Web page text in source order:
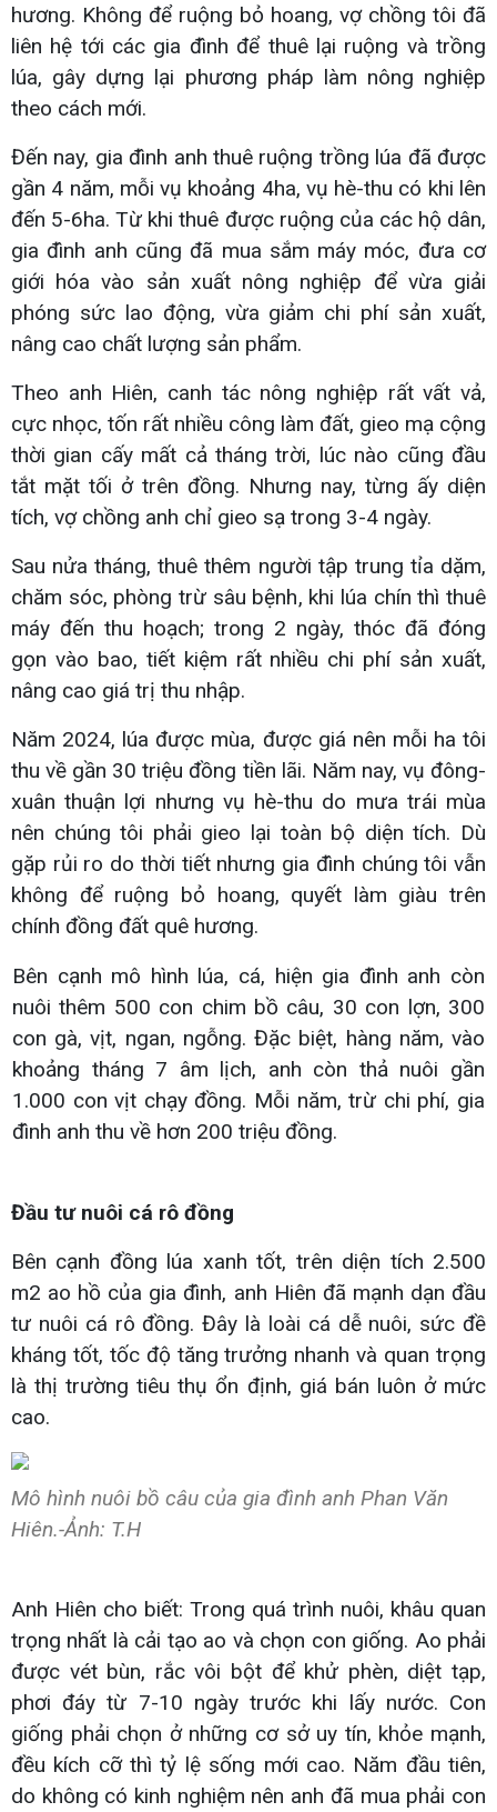
hương. Không để ruộng bỏ hoang, vợ chồng tôi đã
liên hệ tới các gia đình để thuê lại ruộng và trồng
lúa, gây dựng lại phương pháp làm nông nghiệp
theo cách mới.
Đến nay, gia đình anh thuê ruộng trồng lúa đã được
gần 4 năm, mỗi vụ khoảng 4ha, vụ hè-thu có khi lên
đến 5-6ha. Từ khi thuê được ruộng của các hộ dân,
gia đình anh cũng đã mua sắm máy móc, đưa cơ
giới hóa vào sản xuất nông nghiệp để vừa giải
phóng sức lao động, vừa giảm chi phí sản xuất,
nâng cao chất lượng sản phẩm.
Theo anh Hiên, canh tác nông nghiệp rất vất vả,
cực nhọc, tốn rất nhiều công làm đất, gieo mạ cộng
thời gian cấy mất cả tháng trời, lúc nào cũng đầu
tắt mặt tối ở trên đồng. Nhưng nay, từng ấy diện
tích, vợ chồng anh chỉ gieo sạ trong 3-4 ngày.
Sau nửa tháng, thuê thêm người tập trung tỉa dặm,
chăm sóc, phòng trừ sâu bệnh, khi lúa chín thì thuê
máy đến thu hoạch; trong 2 ngày, thóc đã đóng
gọn vào bao, tiết kiệm rất nhiều chi phí sản xuất,
nâng cao giá trị thu nhập.
Năm 2024, lúa được mùa, được giá nên mỗi ha tôi
thu về gần 30 triệu đồng tiền lãi. Năm nay, vụ đông-
xuân thuận lợi nhưng vụ hè-thu do mưa trái mùa
nên chúng tôi phải gieo lại toàn bộ diện tích. Dù
gặp rủi ro do thời tiết nhưng gia đình chúng tôi vẫn
không để ruộng bỏ hoang, quyết làm giàu trên
chính đồng đất quê hương.
Bên cạnh mô hình lúa, cá, hiện gia đình anh còn
nuôi thêm 500 con chim bồ câu, 30 con lợn, 300
con gà, vịt, ngan, ngỗng. Đặc biệt, hàng năm, vào
khoảng tháng 7 âm lịch, anh còn thả nuôi gần
1.000 con vịt chạy đồng. Mỗi năm, trừ chi phí, gia
đình anh thu về hơn 200 triệu đồng.
Đầu tư nuôi cá rô đồng
Bên cạnh đồng lúa xanh tốt, trên diện tích 2.500
m2 ao hồ của gia đình, anh Hiên đã mạnh dạn đầu
tư nuôi cá rô đồng. Đây là loài cá dễ nuôi, sức đề
kháng tốt, tốc độ tăng trưởng nhanh và quan trọng
là thị trường tiêu thụ ổn định, giá bán luôn ở mức
cao.
Mô hình nuôi bồ câu của gia đình anh Phan Văn
Hiên.-Ảnh: T.H
Anh Hiên cho biết: Trong quá trình nuôi, khâu quan
trọng nhất là cải tạo ao và chọn con giống. Ao phải
được vét bùn, rắc vôi bột để khử phèn, diệt tạp,
phơi đáy từ 7-10 ngày trước khi lấy nước. Con
giống phải chọn ở những cơ sở uy tín, khỏe mạnh,
đều kích cỡ thì tỷ lệ sống mới cao. Năm đầu tiên,
do không có kinh nghiệm nên anh đã mua phải con